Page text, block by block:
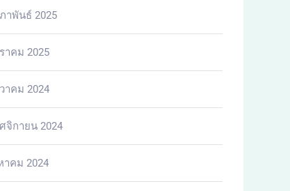
าพันธ์ 2025
าคม 2025
าคม 2024
จิกายน 2024
าคม 2024